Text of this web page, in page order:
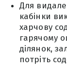
Для
кабінки
харчову
гарячому
ділянок,
потріть